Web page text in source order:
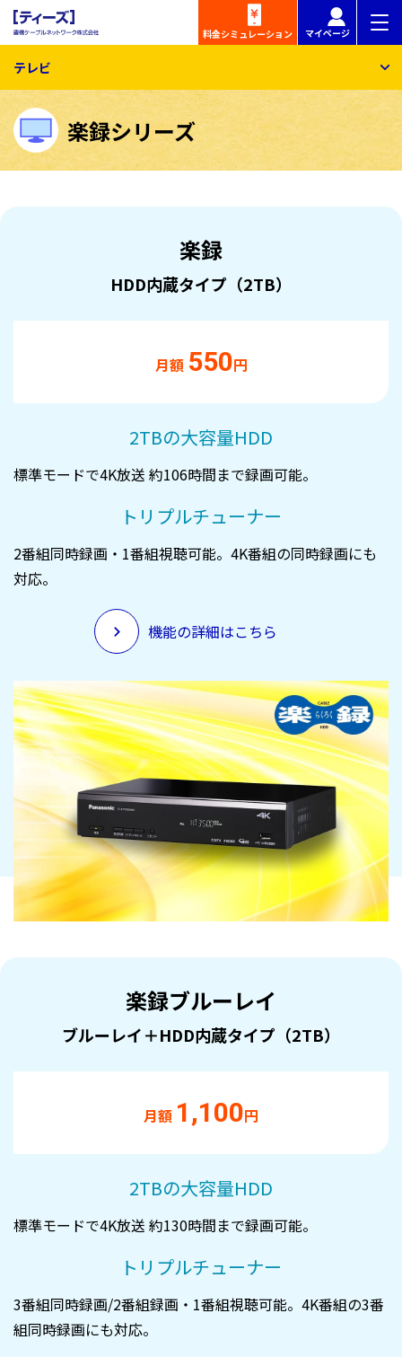
料金シミュレーション マイページ
テレビ
楽録シリーズ
楽録
HDD内蔵タイプ（2TB）
月額 550円
2TBの大容量HDD
標準モードで4K放送 約106時間まで録画可能。
トリプルチューナー
2番組同時録画・1番組視聴可能。4K番組の同時録画にも
対応。
機能の詳細はこちら
楽録ブルーレイ
ブルーレイ＋HDD内蔵タイプ（2TB）
月額 1,100円
2TBの大容量HDD
標準モードで4K放送 約130時間まで録画可能。
トリプルチューナー
3番組同時録画/2番組録画・1番組視聴可能。4K番組の3番
組同時録画にも対応。